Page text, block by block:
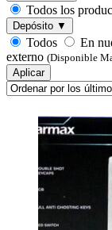
Todos los
Depósito ▼
Todos En
externo (Disponible
Aplicar